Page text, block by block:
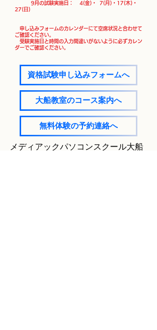
9月の試験実施日： 4(金)・ 7(月)・17(木)・
27(日)
申し込みフォームのカレンダーにて空席状況と合わせて
ご確認ください。
​ 受験実施日と時間の入力間違いがないように必ずカレン
ダーでご確認ください。
資格試験申し込みフォームへ
大船教室のコース案内へ
無料体験の予約連絡へ
メディアックパソコンスクール大船